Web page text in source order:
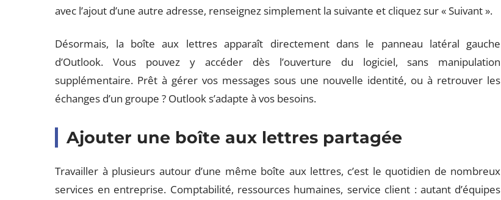
avec l’ajout d’une autre adresse, renseignez simplement la suivante et cliquez sur « Suivant ».
Désormais, la boîte aux lettres apparaît directement dans le panneau latéral gauche
d’Outlook. Vous pouvez y accéder dès l’ouverture du logiciel, sans manipulation
supplémentaire. Prêt à gérer vos messages sous une nouvelle identité, ou à retrouver les
échanges d’un groupe ? Outlook s’adapte à vos besoins.
Ajouter une boîte aux lettres partagée
Travailler à plusieurs autour d’une même boîte aux lettres, c’est le quotidien de nombreux
services en entreprise. Comptabilité, ressources humaines, service client : autant d’équipes